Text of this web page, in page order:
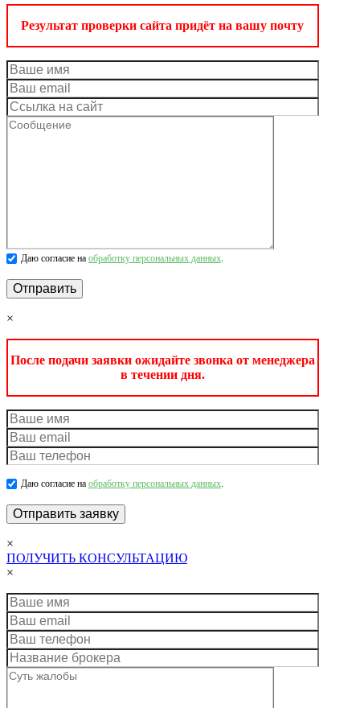
Результат проверки сайта придёт на вашу почту
Даю согласие на обработку персональных данных.
×
После подачи заявки ожидайте звонка от менеджера
в течении дня.
Даю согласие на обработку персональных данных.
×
ПОЛУЧИТЬ КОНСУЛЬТАЦИЮ
×